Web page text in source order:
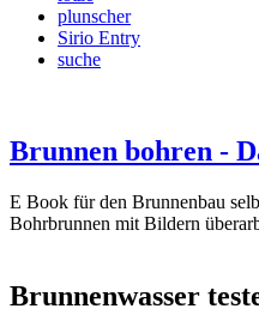
plunscher
Sirio Entry
suche
Brunnen bohren -
E Book für den Brunnenbau
Bohrbrunnen mit Bildern
Brunnenwasser